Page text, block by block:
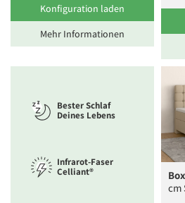
Konfiguration laden
Mehr Informationen
Bester Schlaf
Deines Lebens
Infrarot-Faser
Celliant®
cm